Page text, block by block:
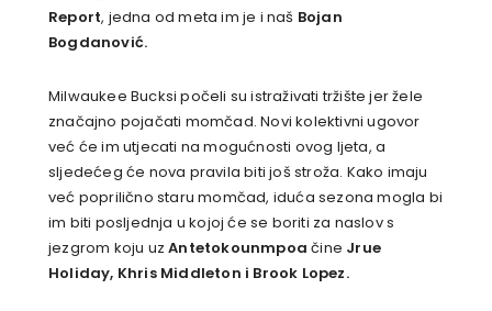
Report, jedna od meta im je i naš Bojan
Bogdanović.
Milwaukee Bucksi počeli su istraživati tržište jer žele
značajno pojačati momčad. Novi kolektivni ugovor
već će im utjecati na mogućnosti ovog ljeta, a
sljedećeg će nova pravila biti još stroža. Kako imaju
već poprilično staru momčad, iduća sezona mogla bi
im biti posljednja u kojoj će se boriti za naslov s
jezgrom koju uzAntetokounmpoa čine Jrue
Holiday, Khris Middleton i Brook Lopez.